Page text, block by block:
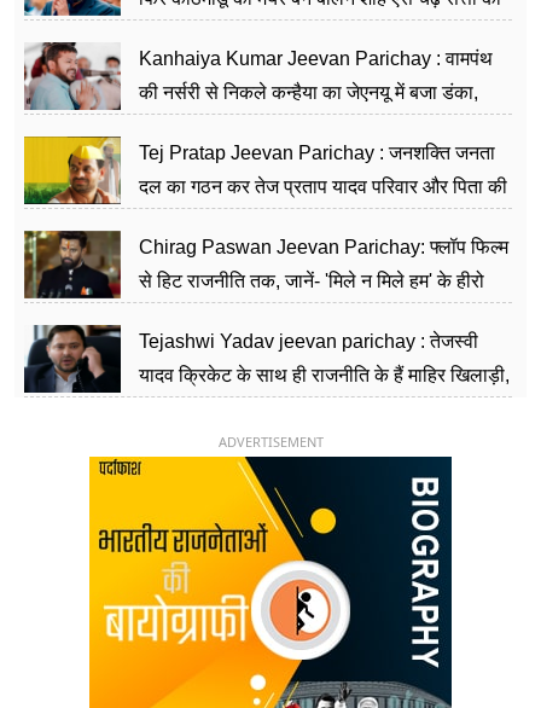
Kanhaiya Kumar Jeevan Parichay : वामपंथ
की नर्सरी से निकले कन्हैया का जेएनयू में बजा डंका,
Tej Pratap Jeevan Parichay : जनशक्ति जनता
दल का गठन कर तेज प्रताप यादव परिवार और पिता की
Chirag Paswan Jeevan Parichay: फ्लॉप फिल्म
से हिट राजनीति तक, जानें- 'मिले न मिले हम' के हीरो
Tejashwi Yadav jeevan parichay : तेजस्वी
यादव क्रिकेट के साथ ही राजनीति के हैं माहिर खिलाड़ी,
ADVERTISEMENT